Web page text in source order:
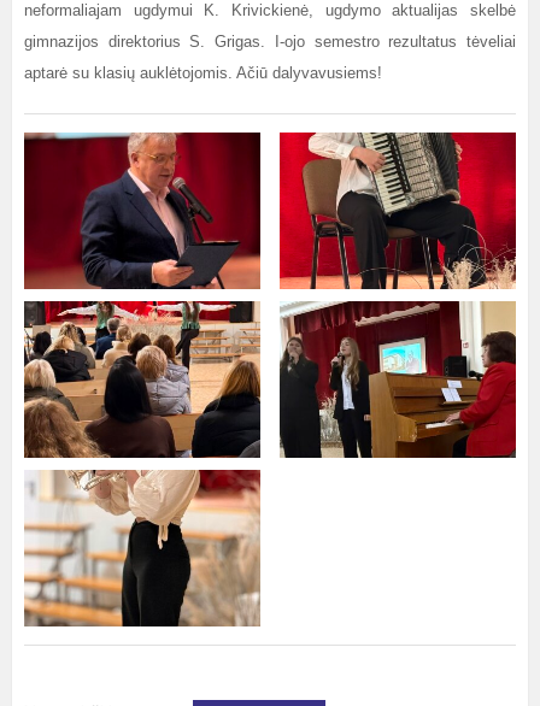
neformaliajam ugdymui K. Krivickienė, ugdymo aktualijas skelbė
gimnazijos direktorius S. Grigas. I-ojo semestro rezultatus tėveliai
aptarė su klasių auklėtojomis. Ačiū dalyvavusiems!